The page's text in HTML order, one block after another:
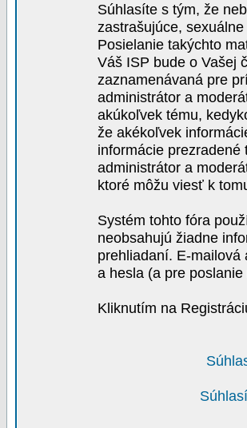
Súhlasíte s tým, že
zastrašujúce,
Posielanie takýchto
Váš ISP bude o Vašej
zaznamenávaná pre
administrátor a
akúkoľvek tému,
že akékoľvek
informácie
administrátor a
ktoré môžu viesť k
Systém tohto fóra
neobsahujú žiadne
prehliadaní. E-mailová
a hesla (a pre
Kliknutím na